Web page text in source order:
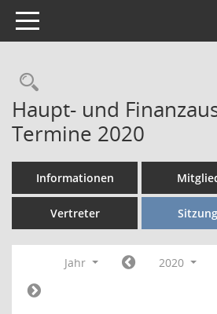
Toggle navigation
Rechercheauswahl
Haupt- und
Termine 2020
Informationen
Vertreter
Jahr 2020